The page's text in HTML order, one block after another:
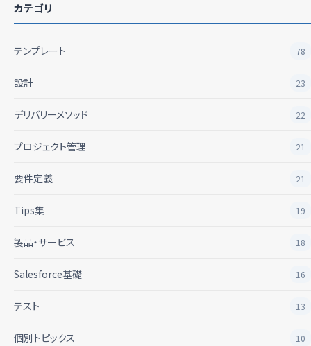
カテゴリ
テンプレート 78
設計 23
デリバリーメソッド 22
プロジェクト管理 21
要件定義 21
Tips集 19
製品・サービス 18
Salesforce基礎 16
テスト 13
個別トピックス 10